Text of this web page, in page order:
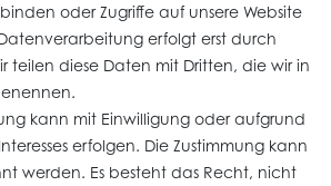
oder Zugriffe auf unsere Website
erfolgt erst durch
teilen diese Daten mit Dritten, die wir in
kann mit Einwilligung oder aufgrund
erfolgen. Die Zustimmung kann
werden. Es besteht das Recht, nicht